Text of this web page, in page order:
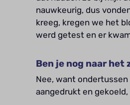
nauwkeurig, dus
kreeg, kregen we het
werd getest en er
Ben je nog naar het
Nee, want ondertussen
aangedrukt en gekoeld,